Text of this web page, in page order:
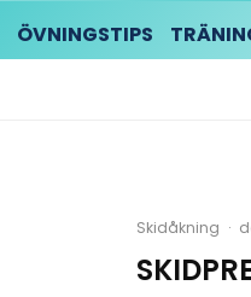
ÖVNINGSTIPS
Skidåkning ·